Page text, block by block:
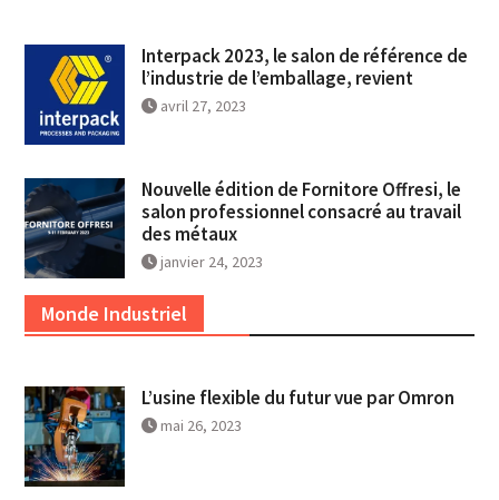
Interpack 2023, le salon de référence de
l’industrie de l’emballage, revient
avril 27, 2023
Nouvelle édition de Fornitore Offresi, le
salon professionnel consacré au travail
des métaux
janvier 24, 2023
Monde Industriel
L’usine flexible du futur vue par Omron
mai 26, 2023